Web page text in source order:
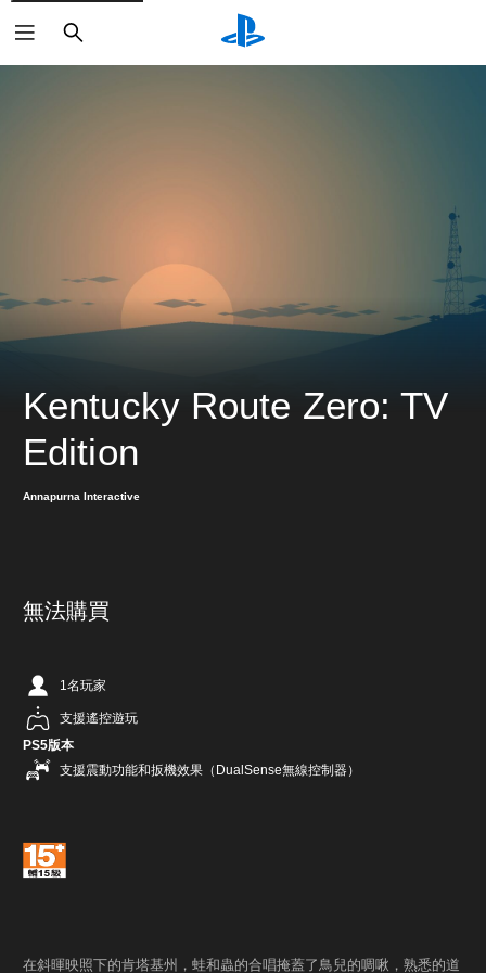
搜
尋
Kentucky Route Zero: TV
Edition
Annapurna Interactive
無法購買
1名玩家
支援遙控遊玩
PS5版本
支援震動功能和扳機效果（DualSense無線控制器）
在斜暉映照下的肯塔基州，蛙和蟲的合唱掩蓋了鳥兒的啁啾，熟悉的道